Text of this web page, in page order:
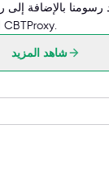
رسومنا بالإضافة
المساعدة في امتحان CBTProxy.
شاهد المزيد